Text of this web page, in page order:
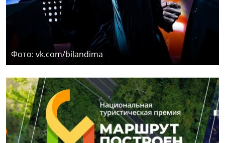
Фото: vk.com/bilandima